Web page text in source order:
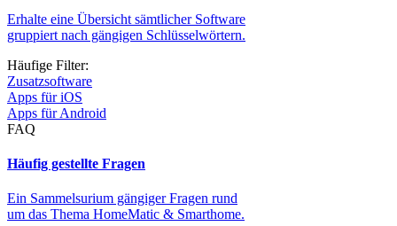
Erhalte eine Übersicht sämtlicher Software
gruppiert nach gängigen Schlüsselwörtern.
Häufige Filter:
Zusatzsoftware
Apps für iOS
Apps für Android
FAQ
Häufig gestellte Fragen
Ein Sammelsurium gängiger Fragen rund
um das Thema HomeMatic & Smarthome.